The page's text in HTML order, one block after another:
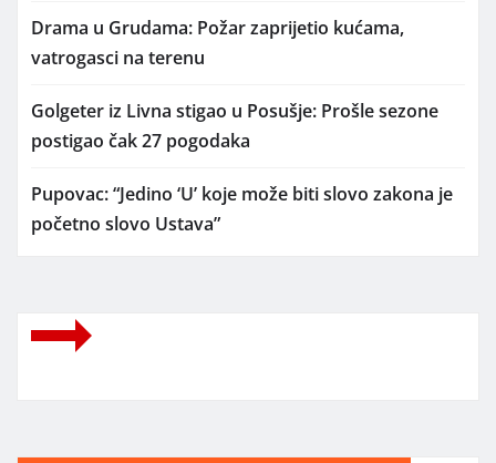
Drama u Grudama: Požar zaprijetio kućama,
vatrogasci na terenu
Golgeter iz Livna stigao u Posušje: Prošle sezone
postigao čak 27 pogodaka
Pupovac: “Jedino ‘U’ koje može biti slovo zakona je
početno slovo Ustava”